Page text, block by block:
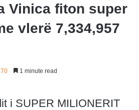
Vinica fiton super
vlerë 7,334,957
1 minute read
i SUPER MILIONERIT